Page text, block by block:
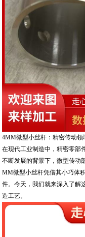
4MM微型小丝杆：精密传动领
在现代工业制造中，精密零部
不断发展的背景下，微型传动
MM微型小丝杆凭借其小巧体
件。今天，我们就来深入了解
造工艺。